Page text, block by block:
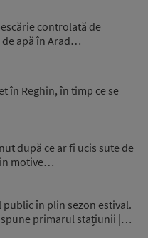
controlată de
apă în Arad…
în Reghin, în timp ce se
după ce ar fi ucis sute de
motive…
în plin sezon estival.
primarul stațiunii |…